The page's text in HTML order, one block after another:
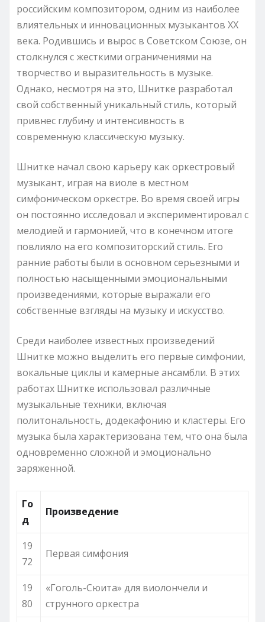
российским композитором, одним из наиболее
влиятельных и инновационных музыкантов XX
века. Родившись и вырос в Советском Союзе, он
столкнулся с жесткими ограничениями на
творчество и выразительность в музыке.
Однако, несмотря на это, Шнитке разработал
свой собственный уникальный стиль, который
привнес глубину и интенсивность в
современную классическую музыку.
Шнитке начал свою карьеру как оркестровый
музыкант, играя на виоле в местном
симфоническом оркестре. Во время своей игры
он постоянно исследовал и экспериментировал с
мелодией и гармонией, что в конечном итоге
повлияло на его композиторский стиль. Его
ранние работы были в основном серьезными и
полностью насыщенными эмоциональными
произведениями, которые выражали его
собственные взгляды на музыку и искусство.
Среди наиболее известных произведений
Шнитке можно выделить его первые симфонии,
вокальные циклы и камерные ансамбли. В этих
работах Шнитке использовал различные
музыкальные техники, включая
политональность, додекафонию и кластеры. Его
музыка была характеризована тем, что она была
одновременно сложной и эмоционально
заряженной.
Го
д
Произведение
19
72
Первая симфония
19
80
«Гоголь-Сюита» для виолончели и
струнного оркестра